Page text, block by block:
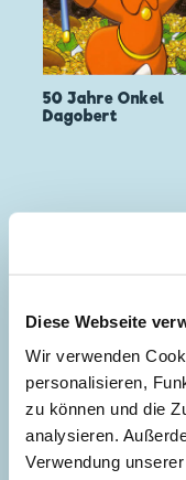
Diese Webseite
Wir verwenden
personalisieren,
zu können und die
analysieren.
Verwendung
50 Jahre Onkel
Dagobert